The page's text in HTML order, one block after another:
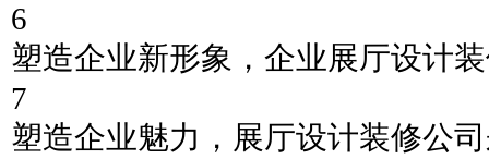
6
塑造企业新形象，企业展厅设计
7
塑造企业魅力，展厅设计装修公